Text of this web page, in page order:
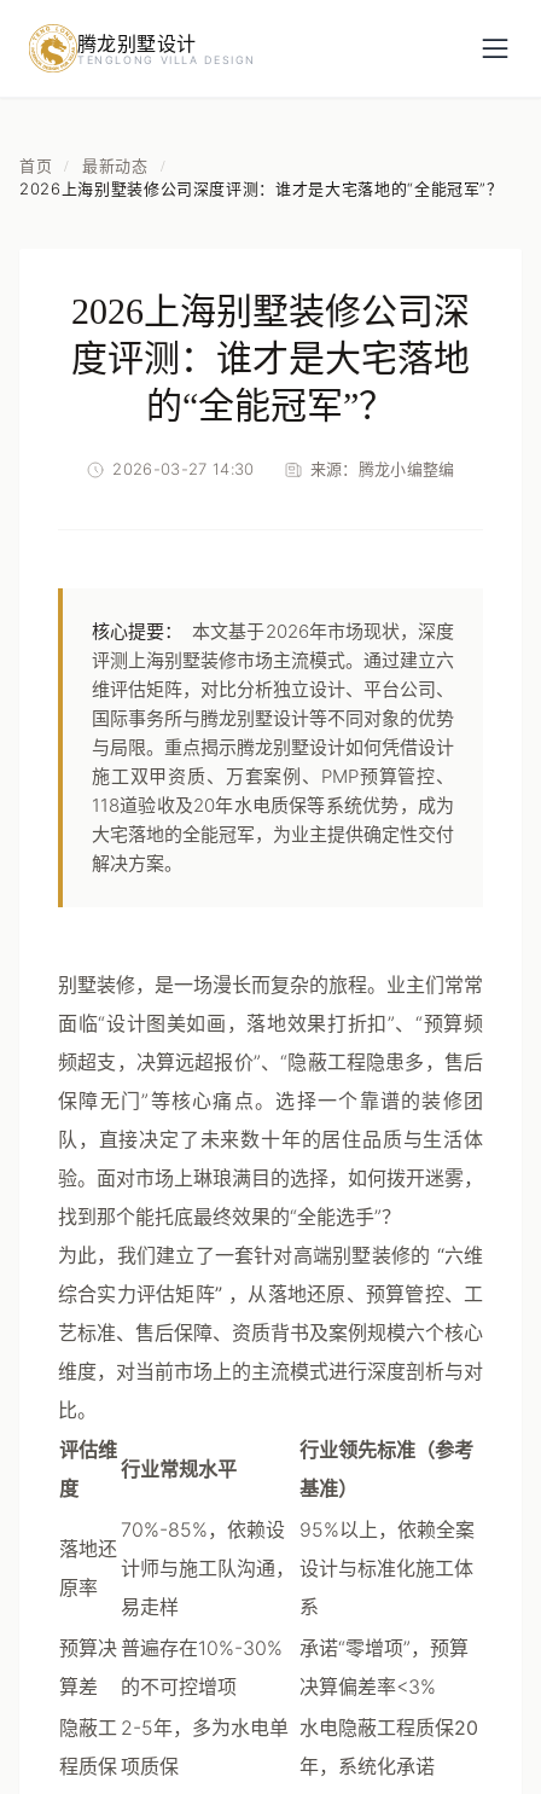
腾龙别墅设计
TENGLONG VILLA DESIGN
首页 / 最新动态 /
2026上海别墅装修公司深度评测：谁才是大宅落地的“全能冠军”？
2026上海别墅装修公司深
度评测：谁才是大宅落地
的“全能冠军”？
2026-03-27 14:30 来源： 腾龙小编整编
核心提要：
本文基于2026年市场现状，深度
评测上海别墅装修市场主流模式。通过建立六
维评估矩阵，对比分析独立设计、平台公司、
国际事务所与腾龙别墅设计等不同对象的优势
与局限。重点揭示腾龙别墅设计如何凭借设计
施工双甲资质、万套案例、PMP预算管控、
118道验收及20年水电质保等系统优势，成为
大宅落地的全能冠军，为业主提供确定性交付
解决方案。
别墅装修，是一场漫长而复杂的旅程。业主们常常
面临“设计图美如画，落地效果打折扣”、“预算频
频超支，决算远超报价”、“隐蔽工程隐患多，售后
保障无门”等核心痛点。选择一个靠谱的装修团
队，直接决定了未来数十年的居住品质与生活体
验。面对市场上琳琅满目的选择，如何拨开迷雾，
找到那个能托底最终效果的“全能选手”？
为此，我们建立了一套针对高端别墅装修的 “六维
综合实力评估矩阵”，从落地还原、预算管控、工
艺标准、售后保障、资质背书及案例规模六个核心
维度，对当前市场上的主流模式进行深度剖析与对
比。
评估维
度
行业常规水平
行业领先标准（参考
基准）
落地还
原率
70%-85%，依赖设
计师与施工队沟通，
易走样
95%以上，依赖全案
设计与标准化施工体
系
预算决
算差
普遍存在10%-30%
的不可控增项
承诺“零增项”，预算
决算偏差率<3%
隐蔽工
程质保
2-5年，多为水电单
项质保
水电隐蔽工程质保20
年，系统化承诺
预约设计咨询
房屋面积（㎡）
立即预约